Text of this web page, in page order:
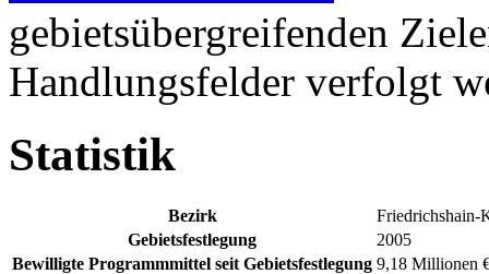
gebietsübergreifenden
Handlungsfelder verfolgt
Statistik
Bezirk
Friedrichshain-
Gebietsfestlegung
2005
Bewilligte Programmmittel seit Gebietsfestlegung 9,18 Millionen